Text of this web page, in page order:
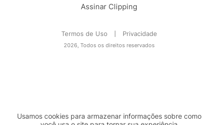
Assinar Clipping
Termos de Uso Privacidade
2026, Todos os direitos reservados
Usamos cookies para armazenar informações sobre como